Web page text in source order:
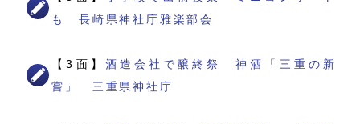
も 長崎県神社庁雅楽部会
【3面】 酒造会社で醸終祭 神酒「三重の新
嘗」 三重県神社庁